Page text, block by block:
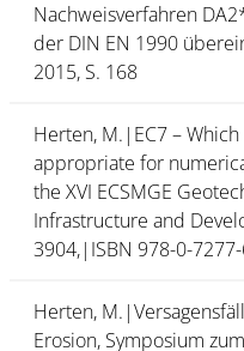
Nachweisverfahren
der DIN EN 1990
2015, S. 168
Herten, M.|EC7 –
appropriate for
the XVI ECSMGE
Infrastructure and
3904,|ISBN 978-0-
Herten,
Erosion, Symposium